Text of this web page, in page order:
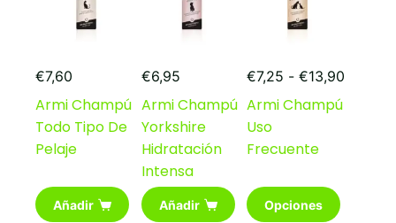
€7,60
Armi Champú
Todo Tipo De
Pelaje
Añadir
€6,95
Armi Champú
Yorkshire
Hidratación
Intensa
Añadir
€7,25 - €13,90
Armi Champú
Uso
Frecuente
Opciones
Este
producto